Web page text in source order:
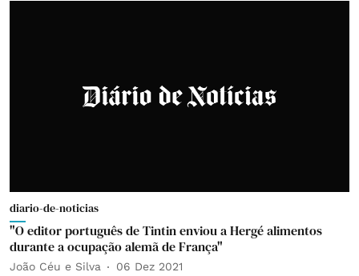
diario-de-noticias
"O editor português de Tintin enviou a Hergé alimentos
durante a ocupação alemã de França"
João Céu e Silva 06 Dez 2021